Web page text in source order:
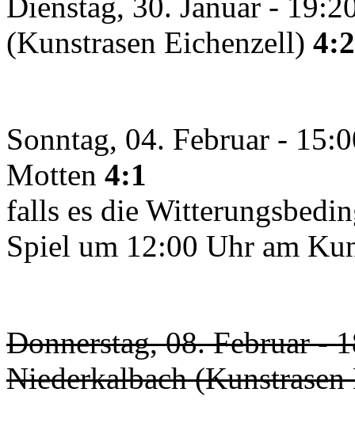
(Kunstrasen Eichenzell) 4:2
Sonntag, 04. Februar -
Motten 4:1
falls es die
Spiel um 12:00 Uhr am
Donnerstag, 08. Februar -
Niederkalbach